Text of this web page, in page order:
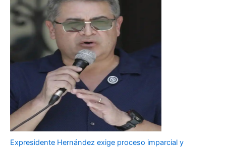
Expresidente Hernández exige proceso imparcial y